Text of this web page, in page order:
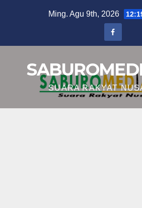
Ming. Agu 9th, 2026
SUARA RAKYAT